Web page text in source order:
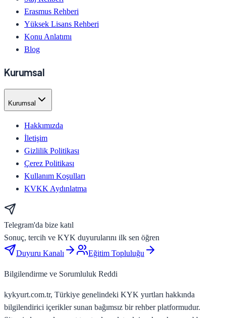
Erasmus Rehberi
Yüksek Lisans Rehberi
Konu Anlatımı
Blog
Kurumsal
Kurumsal
Hakkımızda
İletişim
Gizlilik Politikası
Çerez Politikası
Kullanım Koşulları
KVKK Aydınlatma
Telegram'da bize katıl
Sonuç, tercih ve KYK duyurularını ilk sen öğren
Duyuru Kanalı
Eğitim Topluluğu
Bilgilendirme ve Sorumluluk Reddi
kykyurt.com.tr, Türkiye genelindeki KYK yurtları hakkında
bilgilendirici içerikler sunan bağımsız bir rehber platformudur.